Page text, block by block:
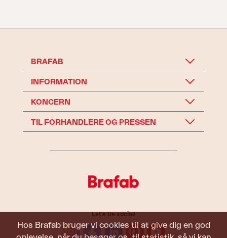
Hos Brafab bruger vi cookies til at give dig en god
BRAFAB
INFORMATION
KONCERN
TIL FORHANDLERE OG PRESSEN
Let's be social!